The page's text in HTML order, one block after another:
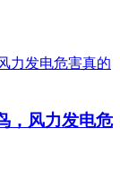
，风力发电危